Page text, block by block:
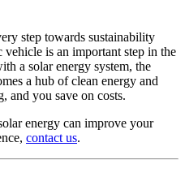
step towards sustainability
is an important step in the
a solar energy system, the
a hub of clean energy and
and you save on costs.
energy can improve your
contact us.